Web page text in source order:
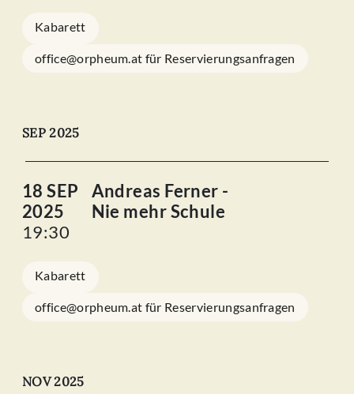
Kabarett
office@orpheum.at für Reservierungsanfragen
SEP 2025
18 SEP
2025
19:30
Andreas Ferner -
Nie mehr Schule
Kabarett
office@orpheum.at für Reservierungsanfragen
NOV 2025